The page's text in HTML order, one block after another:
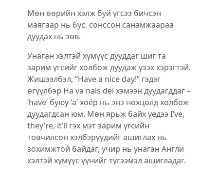
Мөн өөрийн хэлж буй үгсээ бичсэн
маягаар нь бус, сонссон санамжаараа
дуудах нь зөв.
Унаган хэлтэй хүмүүс дууддаг шиг та
зарим үгсийг холбож дуудаж үзэх хэрэгтэй.
Жишээлбэл, “Have a nice day!” гэдэг
өгүүлбэр Ha va nais dei хэмээн дуудагддаг –
‘have’ буюу ‘a’ хоёр нь энэ нөхцөлд холбож
дуудагдсан юм. Мөн ярьж байх үедээ I’ve,
they’re, it’ll гэх мэт зарим үгсийн
товчилсон хэлбэрүүдийг ашиглах нь
зохимжтой байдаг, учир нь унаган Англи
хэлтэй хүмүүс үүнийг түгээмэл ашигладаг.